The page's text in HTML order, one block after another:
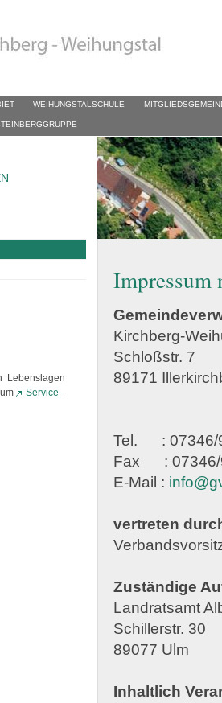
WEIHUNGSTALSCHULE
Impressum
Kirchberg-
Schloßstr. 7
89171
Tel. : 07346/
Fax : 07346/
E-Mail :
vertreten
Zuständige
Landratsamt
Schillerstr. 30
89077 Ulm
Inhaltlich
Lebenslagen
Service-